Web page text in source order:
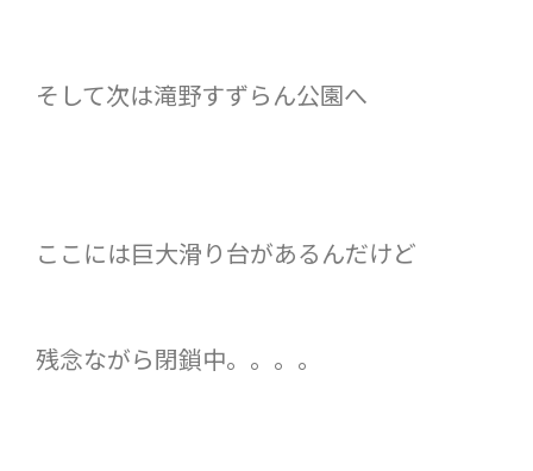
そして次は滝野すずらん公園へ
ここには巨大滑り台があるんだけど
残念ながら閉鎖中。。。。